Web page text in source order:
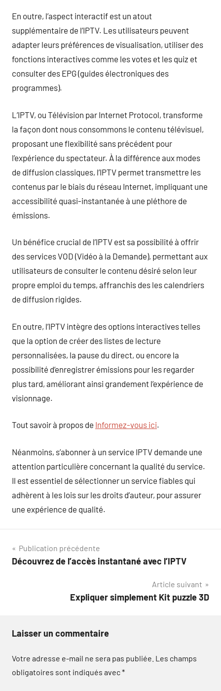
En outre, l’aspect interactif est un atout
supplémentaire de l’IPTV. Les utilisateurs peuvent
adapter leurs préférences de visualisation, utiliser des
fonctions interactives comme les votes et les quiz et
consulter des EPG (guides électroniques des
programmes).
L’IPTV, ou Télévision par Internet Protocol, transforme
la façon dont nous consommons le contenu télévisuel,
proposant une flexibilité sans précédent pour
l’expérience du spectateur. À la différence aux modes
de diffusion classiques, l’IPTV permet transmettre les
contenus par le biais du réseau Internet, impliquant une
accessibilité quasi-instantanée à une pléthore de
émissions.
Un bénéfice crucial de l’IPTV est sa possibilité à offrir
des services VOD (Vidéo à la Demande), permettant aux
utilisateurs de consulter le contenu désiré selon leur
propre emploi du temps, affranchis des les calendriers
de diffusion rigides.
En outre, l’IPTV intègre des options interactives telles
que la option de créer des listes de lecture
personnalisées, la pause du direct, ou encore la
possibilité d’enregistrer émissions pour les regarder
plus tard, améliorant ainsi grandement l’expérience de
visionnage.
Tout savoir à propos de Informez-vous ici.
Néanmoins, s’abonner à un service IPTV demande une
attention particulière concernant la qualité du service.
Il est essentiel de sélectionner un service fiables qui
adhèrent à les lois sur les droits d’auteur, pour assurer
une expérience de qualité.
Navigation
de
Publication précédente
Découvrez de l’accès instantané avec l’IPTV
Article suivant
Expliquer simplement Kit puzzle 3D
Laisser un commentaire
Votre adresse e-mail ne sera pas publiée. Les champs
obligatoires sont indiqués avec*